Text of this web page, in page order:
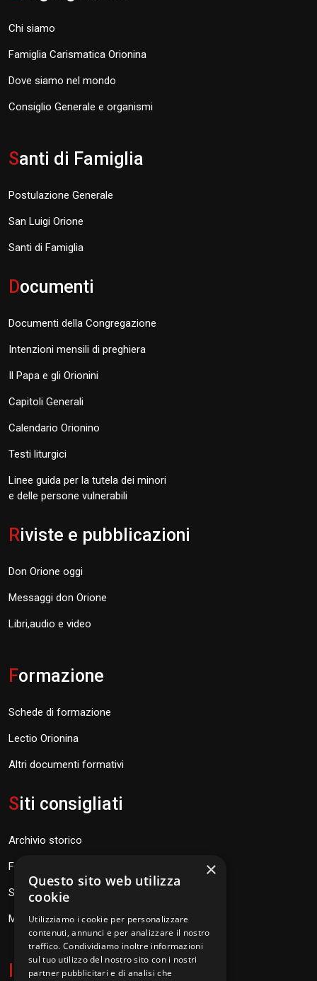
Chi siamo
Famiglia Carismatica Orionina
Dove siamo nel mondo
Consiglio Generale e organismi
Santi di Famiglia
Postulazione Generale
San Luigi Orione
Santi di Famiglia
Documenti
Documenti della Congregazione
Intenzioni mensili di preghiera
Il Papa e gli Orionini
Capitoli Generali
Calendario Orionino
Testi liturgici
Linee guida per la tutela dei minori
e delle persone vulnerabili
Riviste e pubblicazioni
Don Orione oggi
Messaggi don Orione
Libri,audio e video
Formazione
Schede di formazione
Lectio Orionina
Altri documenti formativi
Siti consigliati
Archivio storico
Fondazione Don Orione
SEV Orione 84
Messaggi don Orione
I nformazioni
×
Questo sito web utilizza
cookie
Utilizziamo i cookie per personalizzare
contenuti, annunci e per analizzare il nostro
traffico. Condividiamo inoltre informazioni
sul tuo utilizzo del nostro sito con i nostri
partner pubblicitari e di analisi che